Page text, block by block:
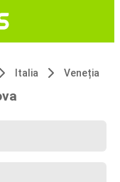
Italia Veneția